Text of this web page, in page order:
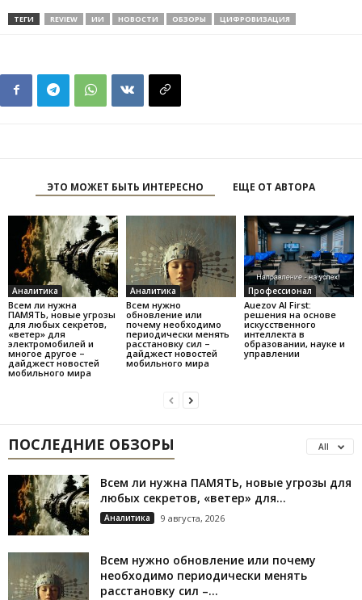
ТЕГИ REVIEW ИИ НОВОСТИ ОБЗОРЫ ЦИФРОВИЗАЦИЯ
ЭТО МОЖЕТ БЫТЬ ИНТЕРЕСНО ЕЩЕ ОТ АВТОРА
Аналитика
Всем ли нужна
ПАМЯТЬ, новые угрозы
для любых секретов,
«ветер» для
электромобилей и
многое другое –
дайджест новостей
мобильного мира
Аналитика
Всем нужно
обновление или
почему необходимо
периодически менять
расстановку сил –
дайджест новостей
мобильного мира
Профессионал
Auezov AI First:
решения на основе
искусственного
интеллекта в
образовании, науке и
управлении
ПОСЛЕДНИЕ ОБЗОРЫ All
Всем ли нужна ПАМЯТЬ, новые угрозы для
любых секретов, «ветер» для...
Аналитика 9 августа, 2026
Всем нужно обновление или почему
необходимо периодически менять
расстановку сил –...